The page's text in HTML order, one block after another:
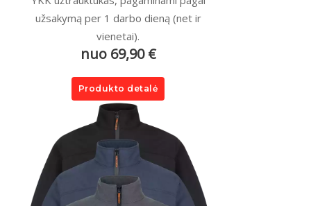
užsakymą per 1 darbo dieną (net ir
vienetai).
nuo 69,90 €
Produkto detalė